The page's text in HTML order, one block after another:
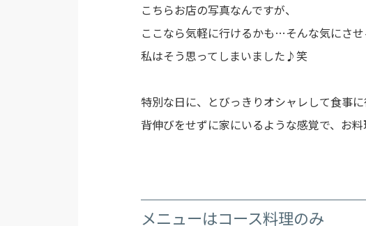
こちらお店の写真なんですが、
ここなら気軽に行けるかも…そんな気にさ
私はそう思ってしまいました♪笑
特別な日に、とびっきりオシャレして食事に
背伸びをせずに家にいるような感覚で、お
メニューはコース料理のみ